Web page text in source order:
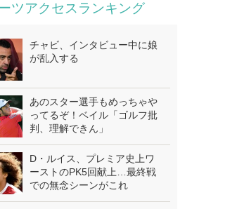
ツアクセスランキング
チャビ、インタビュー中に娘
が乱入する
あのスター選手もめっちゃや
ってるぞ！ベイル「ゴルフ批
判、理解できん」
D・ルイス、プレミア史上ワ
ーストのPK5回献上…最終戦
での無念シーンがこれ